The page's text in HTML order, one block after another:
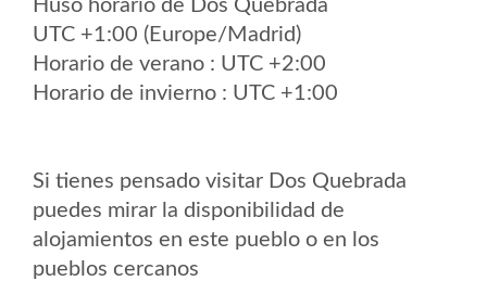
Huso horario de Dos Quebrada
UTC +1:00 (Europe/Madrid)
Horario de verano : UTC +2:00
Horario de invierno : UTC +1:00
Si tienes pensado visitar Dos Quebrada
puedes mirar la disponibilidad de
alojamientos en este pueblo o en los
pueblos cercanos